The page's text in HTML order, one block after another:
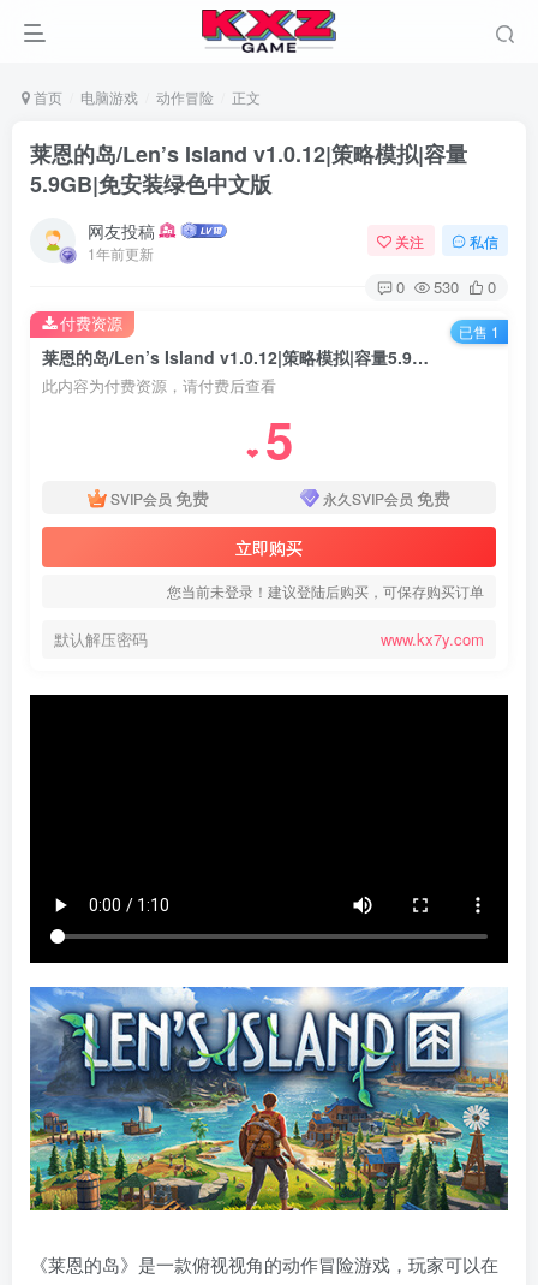
首页 电脑游戏 动作冒险 正文
莱恩的岛/Len’s Island v1.0.12|策略模拟|容量
5.9GB|免安装绿色中文版
网友投稿
1年前更新
关注 私信
0 530 0
莱恩的岛/Len’s Island v1.0.12|策略模拟|容量5.9GB|免安装绿色中文版
此内容为付费资源，请付费后查看
❤ 5
SVIP会员 免费 永久SVIP会员 免费
立即购买
您当前未登录！建议登陆后购买，可保存购买订单
默认解压密码 www.kx7y.com
付费资源 已售 1
《莱恩的岛》是一款俯视视角的动作冒险游戏，玩家可以在